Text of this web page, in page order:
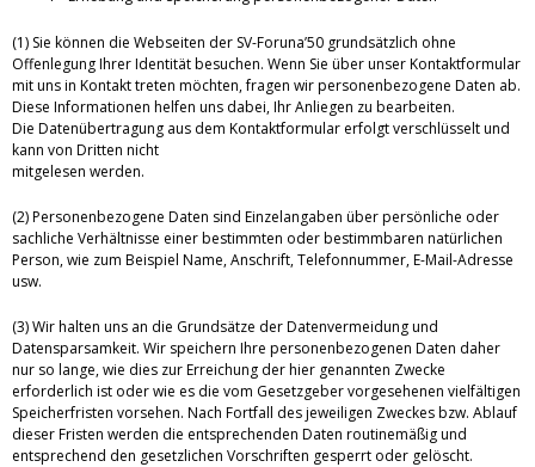
(1) Sie können die Webseiten der SV-Foruna’50 grundsätzlich ohne
Offenlegung Ihrer Identität besuchen. Wenn Sie über unser Kontaktformular
mit uns in Kontakt treten möchten, fragen wir personenbezogene Daten ab.
Diese Informationen helfen uns dabei, Ihr Anliegen zu bearbeiten.
Die Datenübertragung aus dem Kontaktformular erfolgt verschlüsselt und
kann von Dritten nicht
mitgelesen werden.
(2) Personenbezogene Daten sind Einzelangaben über persönliche oder
sachliche Verhältnisse einer bestimmten oder bestimmbaren natürlichen
Person, wie zum Beispiel Name, Anschrift, Telefonnummer, E-Mail-Adresse
usw.
(3) Wir halten uns an die Grundsätze der Datenvermeidung und
Datensparsamkeit. Wir speichern Ihre personenbezogenen Daten daher
nur so lange, wie dies zur Erreichung der hier genannten Zwecke
erforderlich ist oder wie es die vom Gesetzgeber vorgesehenen vielfältigen
Speicherfristen vorsehen. Nach Fortfall des jeweiligen Zweckes bzw. Ablauf
dieser Fristen werden die entsprechenden Daten routinemäßig und
entsprechend den gesetzlichen Vorschriften gesperrt oder gelöscht.